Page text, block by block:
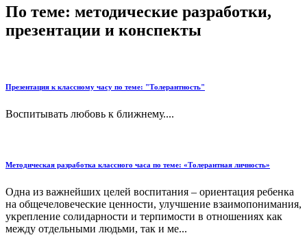
По теме: методические разработки,
презентации и конспекты
Презентация к классному часу по теме: "Толерантность"
Воспитывать любовь к ближнему....
Методическая разработка классного часа по теме: «Толерантная личность»
Одна из важнейших целей воспитания – ориентация ребенка
на общечеловеческие ценности, улучшение взаимопонимания,
укрепление солидарности и терпимости в отношениях как
между отдельными людьми, так и ме...